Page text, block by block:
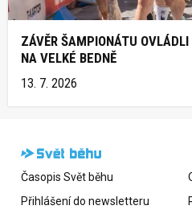
ZÁVĚR ŠAMPIONÁTU
NA VELKÉ BEDNĚ
13. 7. 2026
Časopis Svět běhu
Přihlášení do newsletteru